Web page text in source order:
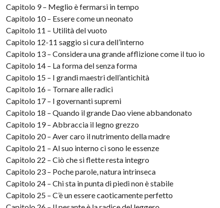
Capitolo 9 – Meglio è fermarsi in tempo
Capitolo 10 – Essere come un neonato
Capitolo 11 – Utilità del vuoto
Capitolo 12-11 saggio si cura dell’interno
Capitolo 13 – Considera una grande afflizione come il tuo io
Capitolo 14 – La forma del senza forma
Capitolo 15 – I grandi maestri dell’antichità
Capitolo 16 – Tornare alle radici
Capitolo 17 – I governanti supremi
Capitolo 18 – Quando il grande Dao viene abbandonato
Capitolo 19 – Abbraccia il legno grezzo
Capitolo 20 – Aver caro il nutrimento della madre
Capitolo 21 – Al suo interno ci sono le essenze
Capitolo 22 – Ciò che si flette resta integro
Capitolo 23 – Poche parole, natura intrinseca
Capitolo 24 – Chi sta in punta di piedi non è stabile
Capitolo 25 – C’è un essere caoticamente perfetto